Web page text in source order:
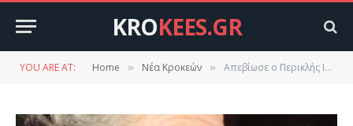
KROKEES.GR
YOU ARE AT: Home » Νέα Κροκεών » Απεβίωσε ο Περικλής Ιατρίδης